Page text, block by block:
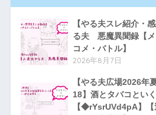
【やる夫スレ紹介・
る夫 悪魔異聞録【メ
コメ・バトル】
2026年8月7日
【やる夫広場2026年
18】酒とタバコとい
【◆rYsrUVd4pA】